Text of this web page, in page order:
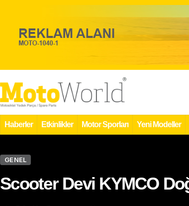
Haberler Etkinlikler Motor Sporları Yeni Modeller
GENEL
Scooter Devi KYMCO